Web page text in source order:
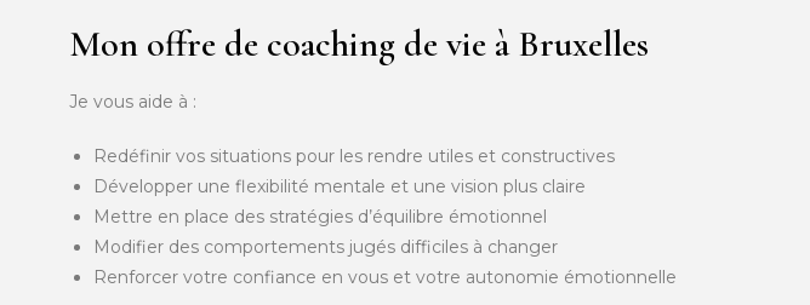
Mon offre de coaching de vie à Bruxelles
Je vous aide à :
Redéfinir vos situations pour les rendre utiles et constructives
Développer une flexibilité mentale et une vision plus claire
Mettre en place des stratégies d’équilibre émotionnel
Modifier des comportements jugés difficiles à changer
Renforcer votre confiance en vous et votre autonomie émotionnelle